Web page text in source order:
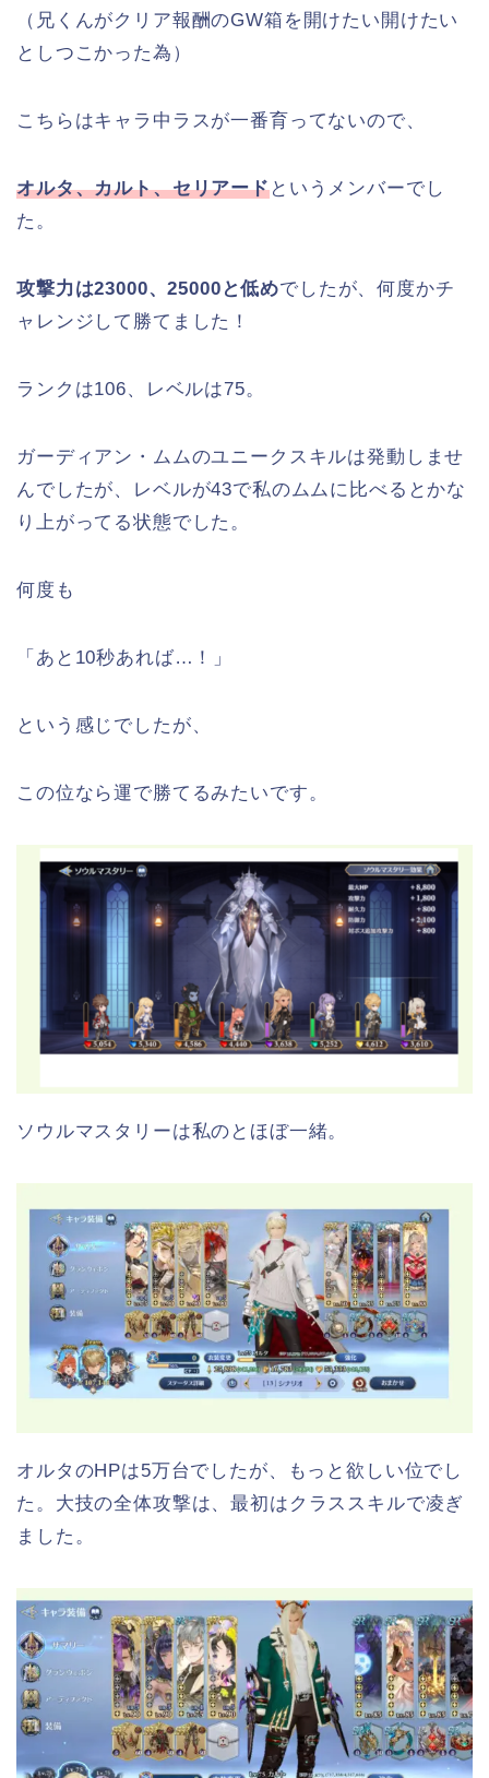
（兄くんがクリア報酬のGW箱を開けたい開けたい
としつこかった為）
こちらはキャラ中ラスが一番育ってないので、
オルタ、カルト、セリアードというメンバーでし
た。
攻撃力は23000、25000と低めでしたが、何度かチ
ャレンジして勝てました！
ランクは106、レベルは75。
ガーディアン・ムムのユニークスキルは発動しませ
んでしたが、レベルが43で私のムムに比べるとかな
り上がってる状態でした。
何度も
「あと10秒あれば…！」
という感じでしたが、
この位なら運で勝てるみたいです。
ソウルマスタリーは私のとほぼ一緒。
オルタのHPは5万台でしたが、もっと欲しい位でし
た。大技の全体攻撃は、最初はクラススキルで凌ぎ
ました。